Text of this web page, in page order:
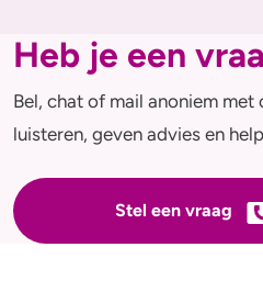
Heb je een
Bel, chat of mail anoniem met
luisteren, geven advies en
Stel een vraag